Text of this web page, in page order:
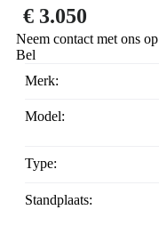
€ 3.050
Neem contact met ons op
Bel
Merk:
Model:
Type:
Standplaats: